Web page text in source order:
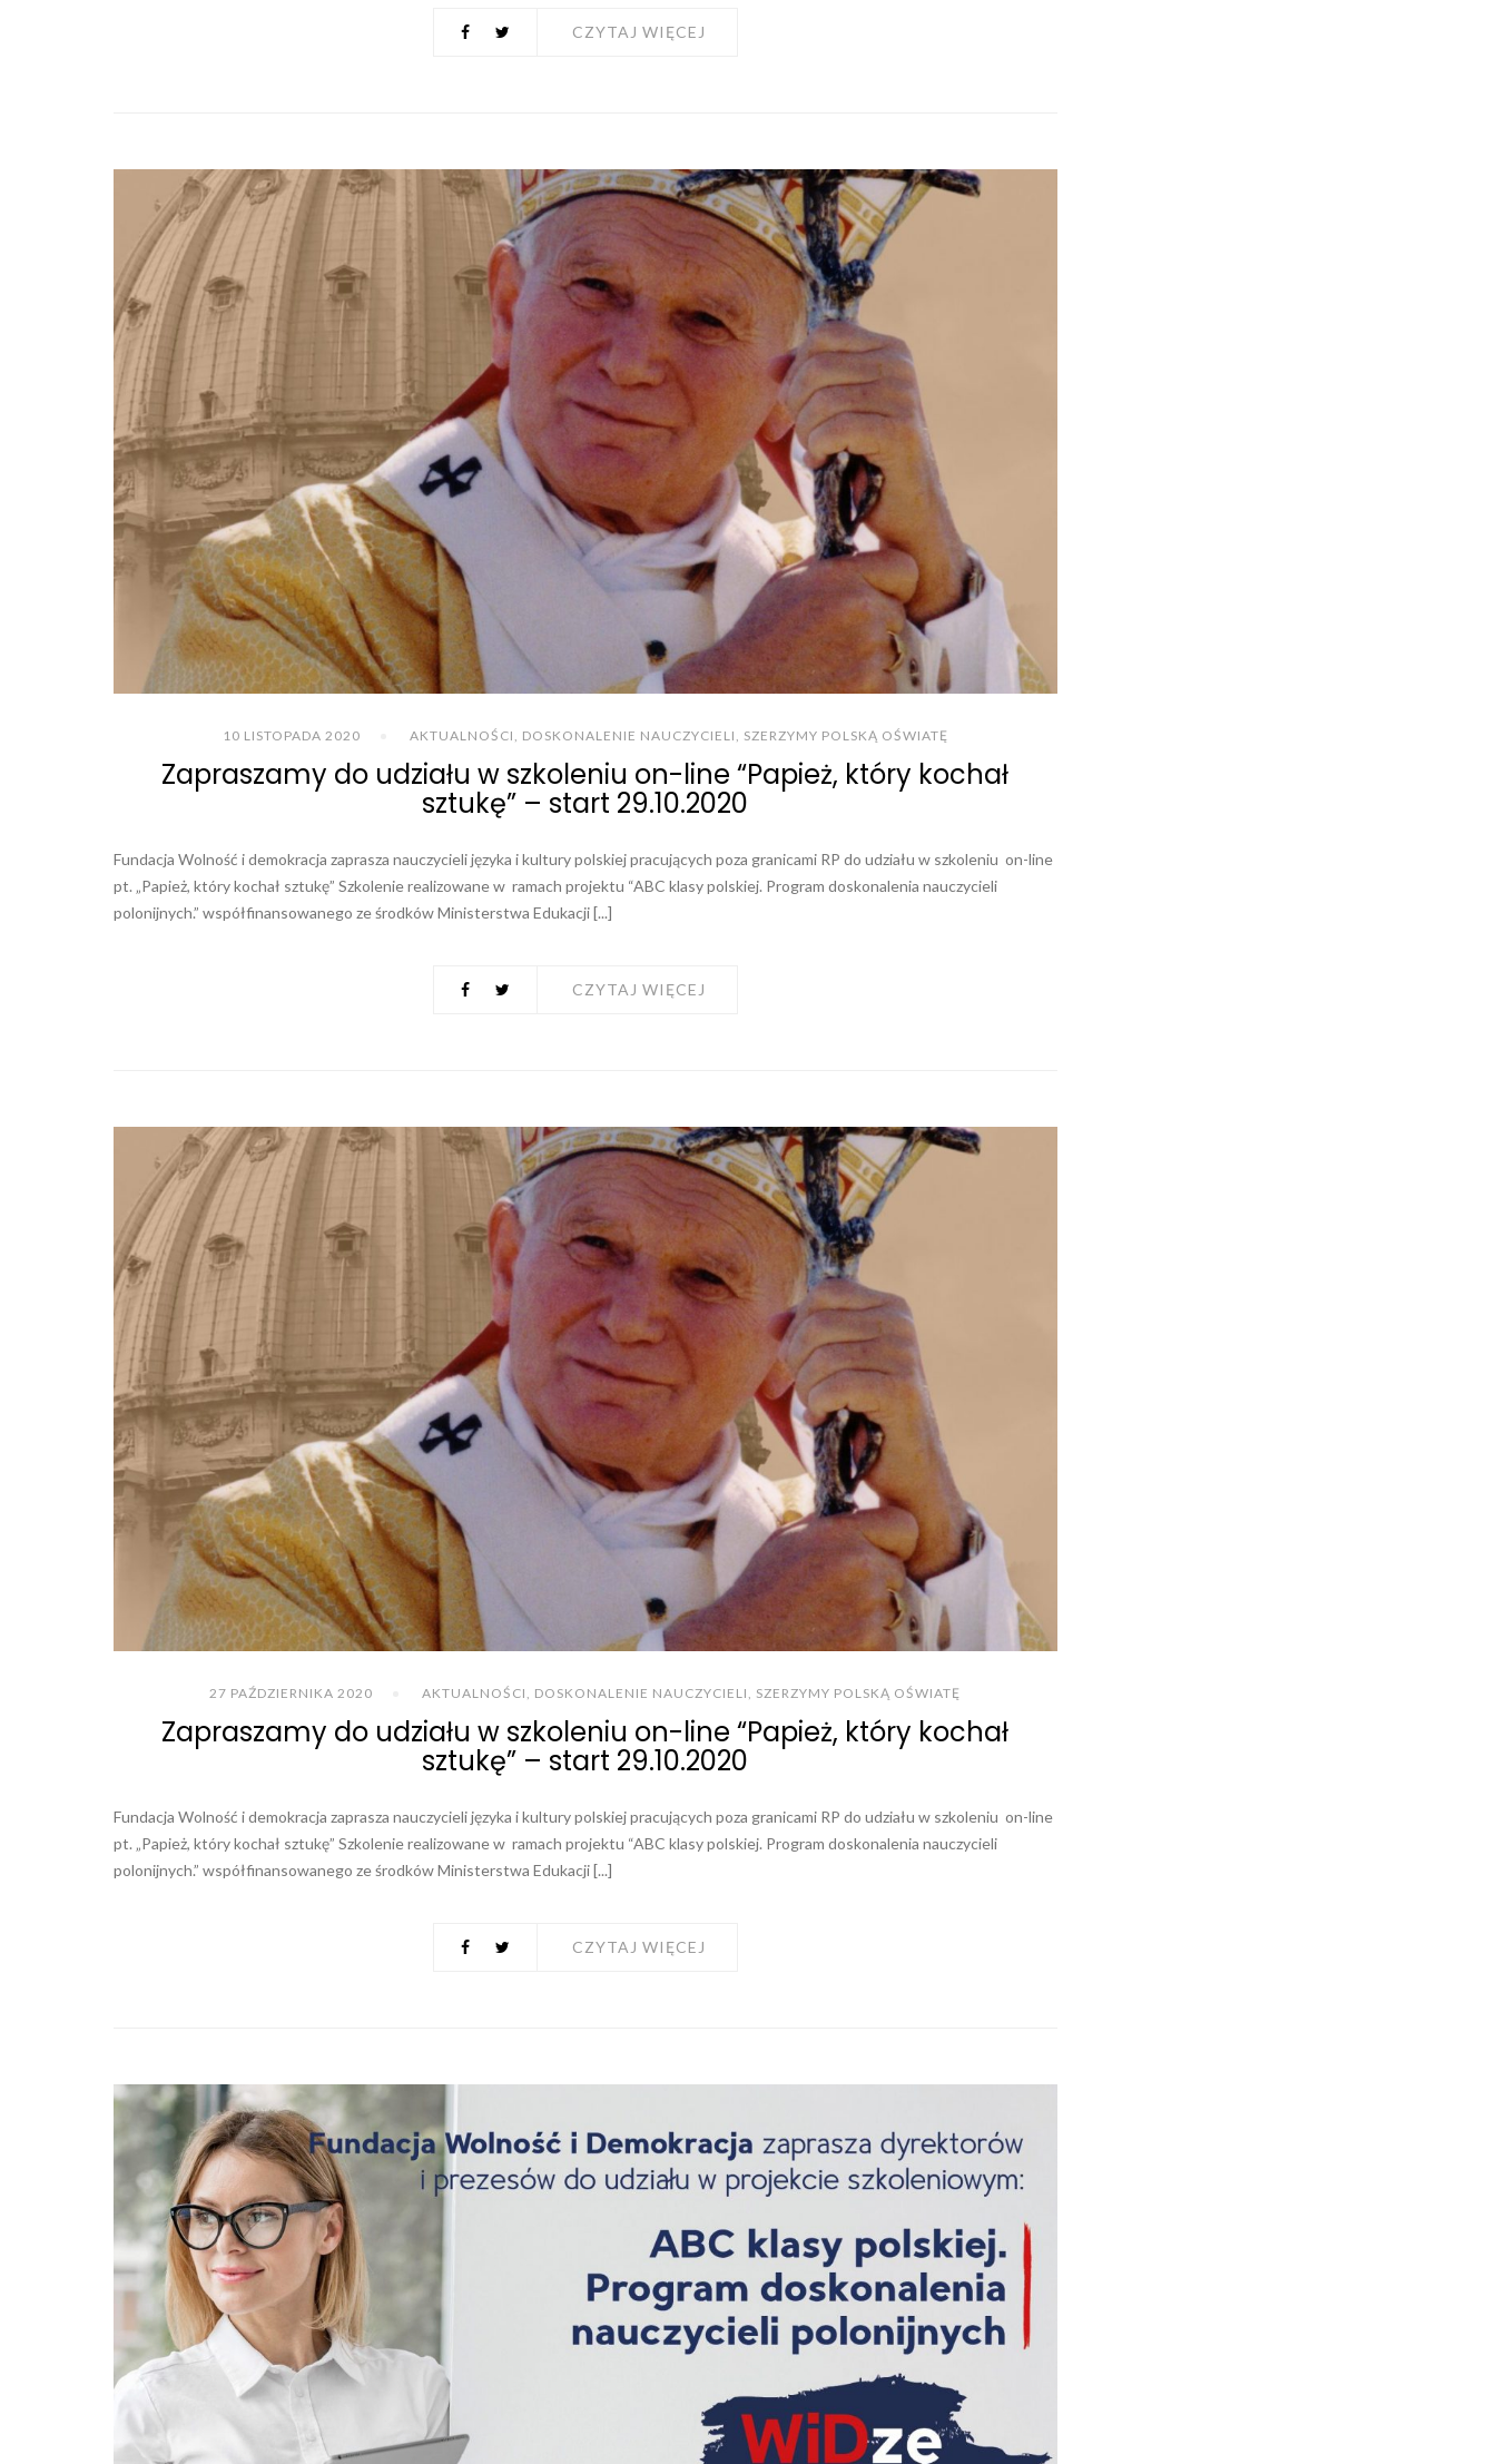
CZYTAJ WIĘCEJ
10 LISTOPADA 2020 AKTUALNOŚCI DOSKONALENIE NAUCZYCIELI SZERZYMY POLSKĄ OŚWIATĘ
Zapraszamy do udziału w szkoleniu on-line “Papież, który kochał
sztukę” – start 29.10.2020
Fundacja Wolność i demokracja zaprasza nauczycieli języka i kultury polskiej pracujących poza granicami RP do udziału w szkoleniu on-line
pt. „Papież, który kochał sztukę” Szkolenie realizowane w ramach projektu “ABC klasy polskiej. Program doskonalenia nauczycieli
polonijnych.” współfinansowanego ze środków Ministerstwa Edukacji [...]
CZYTAJ WIĘCEJ
27 PAŹDZIERNIKA 2020 AKTUALNOŚCI DOSKONALENIE NAUCZYCIELI SZERZYMY POLSKĄ OŚWIATĘ
Zapraszamy do udziału w szkoleniu on-line “Papież, który kochał
sztukę” – start 29.10.2020
Fundacja Wolność i demokracja zaprasza nauczycieli języka i kultury polskiej pracujących poza granicami RP do udziału w szkoleniu on-line
pt. „Papież, który kochał sztukę” Szkolenie realizowane w ramach projektu “ABC klasy polskiej. Program doskonalenia nauczycieli
polonijnych.” współfinansowanego ze środków Ministerstwa Edukacji [...]
CZYTAJ WIĘCEJ